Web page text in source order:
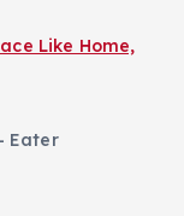
Like Home,
- Eater